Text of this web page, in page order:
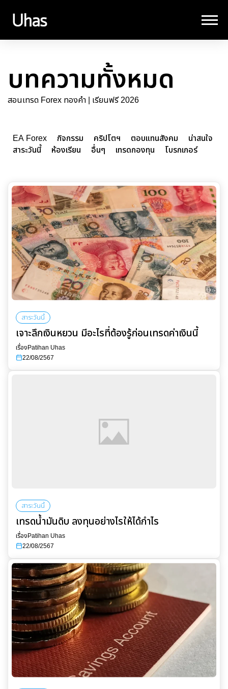
บทความทั้งหมด
สอนเทรด Forex ทองคำ | เรียนฟรี 2026
EA Forex กิจกรรม คริปโตฯ ตอบแทนสังคม
น่าสนใจ
สาระวันนี้
ห้องเรียน อื่นๆ เทรดกองทุน โบรกเกอร์
สาระวันนี้
เจาะลึกเงินหยวน มีอะไรที่ต้องรู้ก่อนเทรดค่าเงินนี้
เรื่องPatihan Uhas
22/08/2567
สาระวันนี้
เทรดน้ำมันดิบ ลงทุนอย่างไรให้ได้กำไร
เรื่องPatihan Uhas
22/08/2567